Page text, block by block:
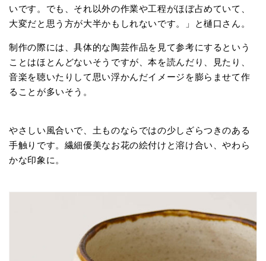
いです。でも、それ以外の作業や工程がほぼ占めていて、
大変だと思う方が大半かもしれないです。」と樋口さん。
制作の際には、具体的な陶芸作品を見て参考にするという
ことはほとんどないそうですが、本を読んだり、見たり、
音楽を聴いたりして思い浮かんだイメージを膨らませて作
ることが多いそう。
やさしい風合いで、土ものならではの少しざらつきのある
手触りです。繊細優美なお花の絵付けと溶け合い、やわら
かな印象に。